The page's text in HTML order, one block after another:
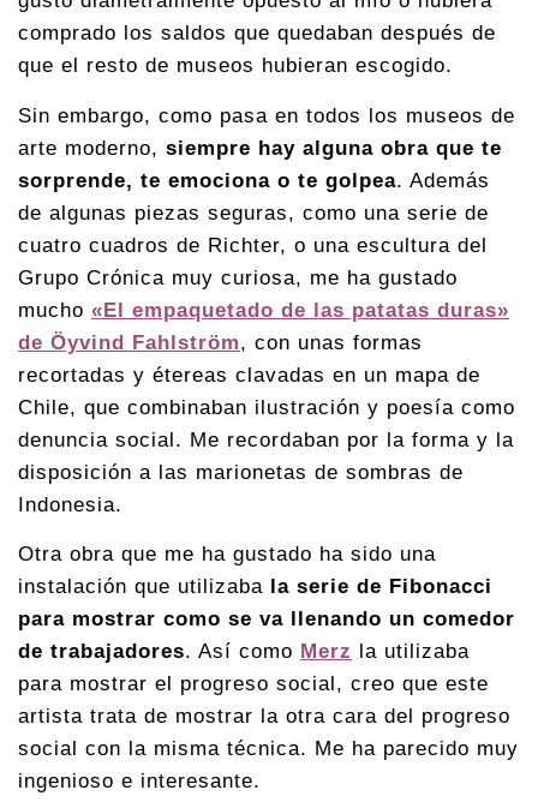
comprado los saldos que quedaban después de
que el resto de museos hubieran escogido.
Sin embargo, como pasa en todos los museos de
arte moderno, siempre hay alguna obra que te
sorprende, te emociona o te golpea. Además
de algunas piezas seguras, como una serie de
cuatro cuadros de Richter, o una escultura del
Grupo Crónica muy curiosa, me ha gustado
mucho «El empaquetado de las patatas duras»
de Öyvind Fahlström, con unas formas
recortadas y étereas clavadas en un mapa de
Chile, que combinaban ilustración y poesía como
denuncia social. Me recordaban por la forma y la
disposición a las marionetas de sombras de
Indonesia.
Otra obra que me ha gustado ha sido una
instalación que utilizaba la serie de Fibonacci
para mostrar como se va llenando un comedor
de trabajadores. Así como Merz
la utilizaba
para mostrar el progreso social, creo que este
artista trata de mostrar la otra cara del progreso
social con la misma técnica. Me ha parecido muy
ingenioso e interesante.